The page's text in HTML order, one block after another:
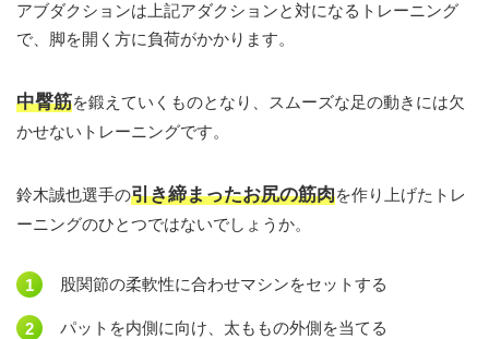
アブダクションは上記アダクションと対になるトレーニング
で、脚を開く方に負荷がかかります。
中臀筋を鍛えていくものとなり、スムーズな足の動きには欠
かせないトレーニングです。
鈴木誠也選手の引き締まったお尻の筋肉を作り上げたトレ
ーニングのひとつではないでしょうか。
股関節の柔軟性に合わせマシンをセットする
パットを内側に向け、太ももの外側を当てる